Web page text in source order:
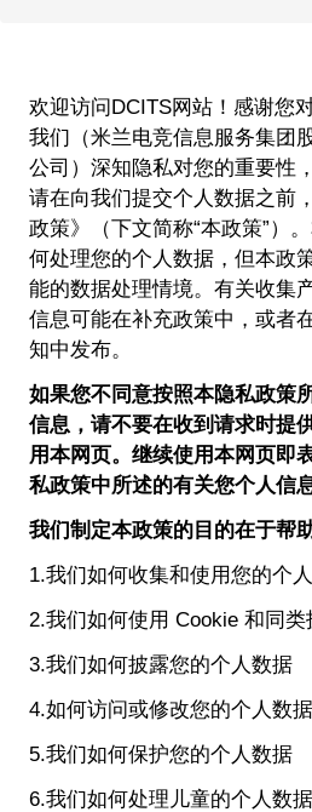
欢迎访问DCITS网站！感谢您
我们（米兰电竞信息服务集团
公司）深知隐私对您的重要性
请在向我们提交个人数据之前
政策》（下文简称“本政策”）
何处理您的个人数据，但本政
能的数据处理情境。有关收集
信息可能在补充政策中，或者
知中发布。
如果您不同意按照本隐私政策
信息，请不要在收到请求时提
用本网页。继续使用本网页即
私政策中所述的有关您个人信
我们制定本政策的目的在于帮
1.我们如何收集和使用您的个
2.我们如何使用 Cookie 和同类
3.我们如何披露您的个人数据
4.如何访问或修改您的个人数据
5.我们如何保护您的个人数据
6.我们如何处理儿童的个人数据